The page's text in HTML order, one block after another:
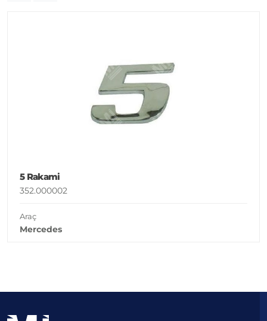
5 Rakami
352.000002
Araç
Mercedes